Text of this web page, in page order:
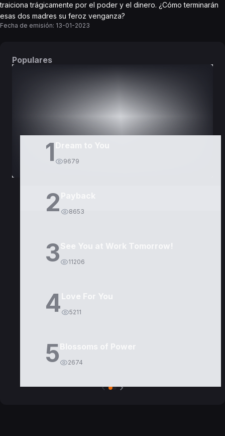
traiciona trágicamente por el poder y el dinero. ¿Cómo terminarán
esas dos madres su feroz venganza?
Fecha de emisión: 13-01-2023
Populares
1 9679
2 8653
3See You at Work Tomorrow!
11206
4Love For You
5211
5Blossoms of Power
2674